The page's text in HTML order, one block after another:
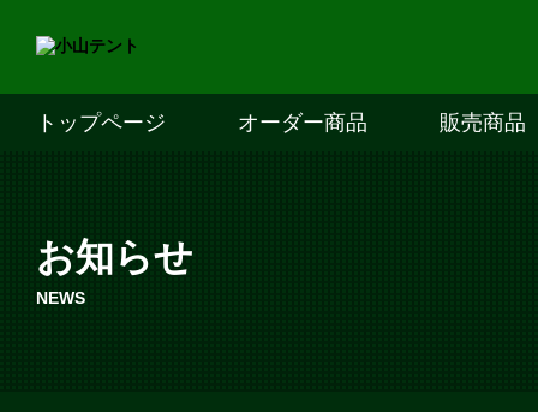
トップページ オーダー商品 販売商品
お知らせ
NEWS